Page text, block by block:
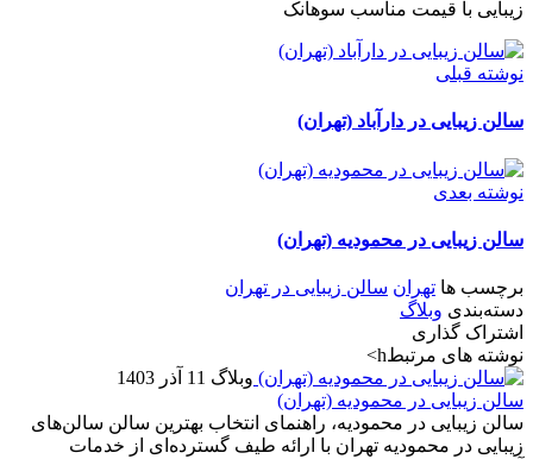
زیبایی با قیمت مناسب سوهانک
نوشته قبلی
سالن زیبایی در دارآباد (تهران)
نوشته بعدی
سالن زیبایی در محمودیه (تهران)
برچسب ها تهران سالن زیبایی در تهران
دسته‌بندی وبلاگ
اشتراک گذاری
نوشته های مرتبطh>
وبلاگ 11 آذر 1403
سالن زیبایی در محمودیه (تهران)
سالن زیبایی در محمودیه، راهنمای انتخاب بهترین سالن سالن‌های
زیبایی در محمودیه تهران با ارائه طیف گسترده‌ای از خدمات